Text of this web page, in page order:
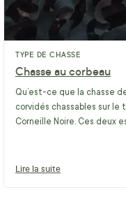
TYPE DE CHASSE
Chasse au corbeau
Qu’est-ce que la chasse
corvidés chassables sur le
Corneille Noire. Ces deux
Lire la suite